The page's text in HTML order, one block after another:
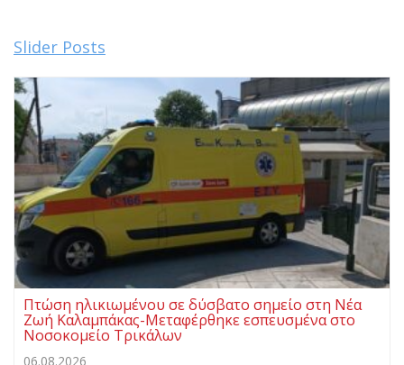
Slider Posts
Πτώση ηλικιωμένου σε δύσβατο σημείο στη Νέα
Ζωή Καλαμπάκας-Μεταφέρθηκε εσπευσμένα στο
Νοσοκομείο Τρικάλων
06.08.2026